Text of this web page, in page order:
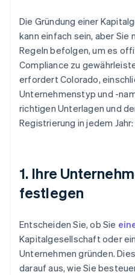
Die Gründung einer
kann einfach sein, aber Sie
Regeln befolgen, um es
Compliance zu
erfordert Colorado,
Unternehmenstyp und -
richtigen Unterlagen und
Registrierung in jedem Jahr:
1. Ihre
festlegen
Entscheiden Sie, ob Sie
Kapitalgesellschaft oder
Unternehmen gründen.
darauf aus, wie Sie